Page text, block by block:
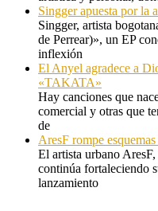
Singger apuesta por la
Singger, artista
de Perrear)», un EP
inflexión
El Anyel agradece a
«TAKATA»
Hay canciones que
comercial y otras que
de
AresF rompe
El artista urbano
continúa fortaleciendo
lanzamiento